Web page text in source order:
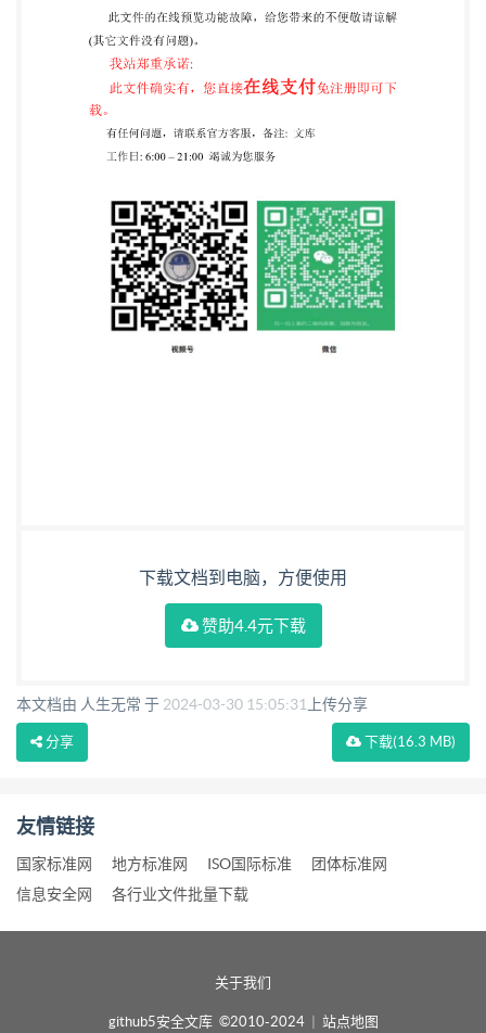
下载文档到电脑，方便使用
赞助4.4元下载
本文档由 人生无常 于 2024-03-30 15:05:31 上传分享
下载(16.3 MB)
分享
友情链接
国家标准网 地方标准网 ISO国际标准
团体标准网
信息安全网
各行业文件批量下载
关于我们
github5安全文库 ©2010-2024 站点地图